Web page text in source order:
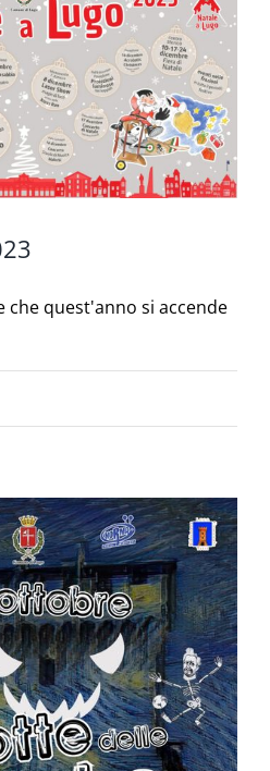
che quest'anno si accende